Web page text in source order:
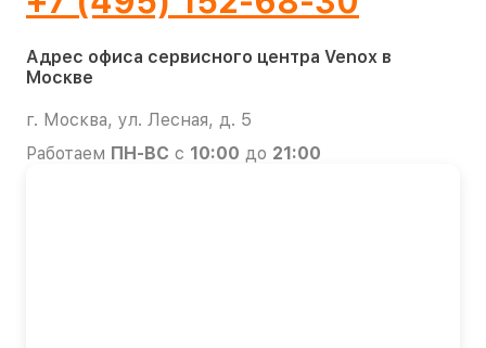
Адрес офиса сервисного центра Venox в
Москве
г. Москва, ул. Лесная, д. 5
Работаем ПН-ВС с 10:00 до 21:00